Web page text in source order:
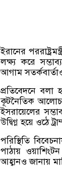
ইরানের
লক্ষ্য করে
আগাম
প্রতিবেদনে বলা
কূটনৈতিক
ইসরায়েলের
উদ্বিগ্ন হয়ে ওঠে
পরিস্থিতি
পাঠায়
আহ্বানও জানায়